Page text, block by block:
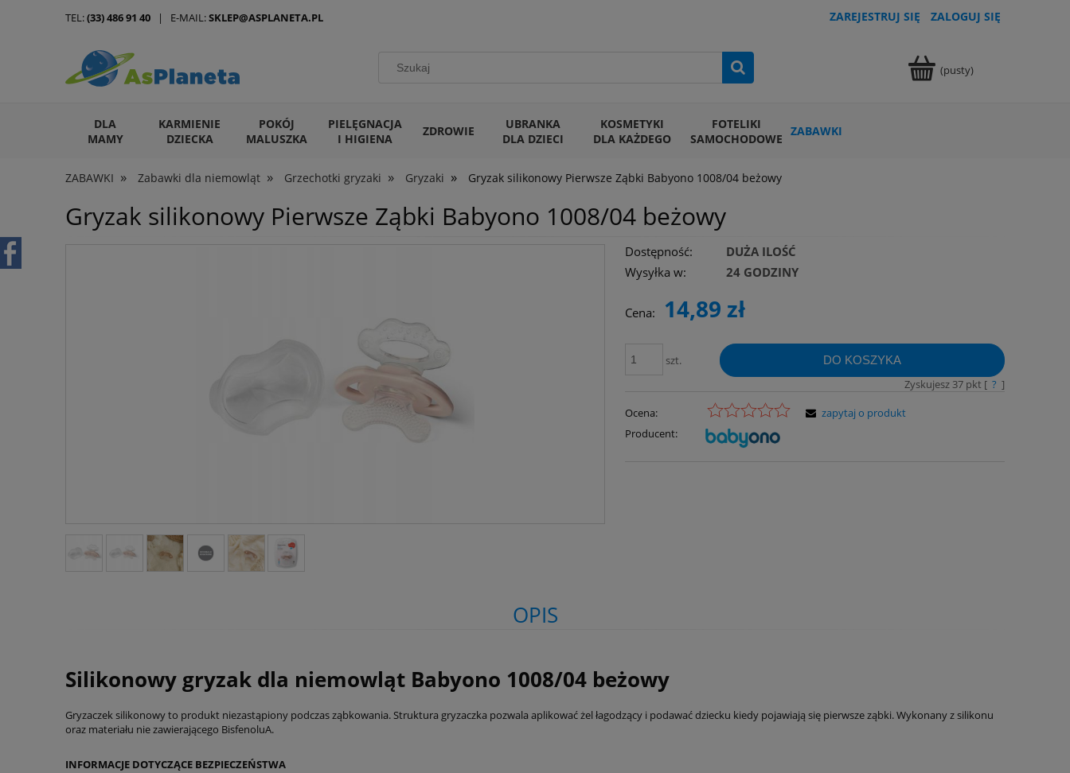
ZAREJESTRUJ SIĘ ZALOGUJ SIĘ
(pusty)
DLA
MAMY
KARMIENIE
DZIECKA
POKÓJ
MALUSZKA
PIELĘGNACJA
I HIGIENA
ZDROWIE
UBRANKA
DLA DZIECI
KOSMETYKI
DLA KAŻDEGO
FOTELIKI
SAMOCHODOWE ZABAWKI
ARTYKUŁY DLA ZWIERZĄT
ZABAWKI » Zabawki dla niemowląt » Grzechotki gryzaki » Gryzaki » Gryzak silikonowy Pierwsze Ząbki Babyono 1008/04 beżowy
TEL:(33) 486 91 40 | E-MAIL:SKLEP@ASPLANETA.PL
Gryzak silikonowy Pierwsze Ząbki Babyono 1008/04 beżowy
Dostępność:
DUŻA ILOŚĆ
Wysyłka w:
24 GODZINY
Cena: 14,89 zł
szt. DO KOSZYKA
Zyskujesz 37pkt [ ? ]
Ocena:
Producent:
zapytaj o produkt
OPIS
Silikonowy gryzak dla niemowląt Babyono 1008/04 beżowy
Gryzaczek silikonowy to produkt niezastąpiony podczas ząbkowania. Struktura gryzaczka pozwala aplikować żel łagodzący i podawać dziecku kiedy pojawiają się pierwsze ząbki. Wykonany z silikonu
oraz materiału nie zawierającego BisfenoluA.
INFORMACJE DOTYCZĄCE BEZPIECZEŃSTWA